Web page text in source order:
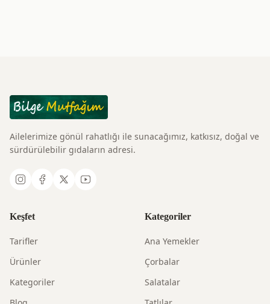
Ailelerimize gönül rahatlığı ile sunacağımız, katkısız, doğal ve
sürdürülebilir gıdaların adresi.
Keşfet
Tarifler
Ürünler
Kategoriler
Kategoriler
Ana Yemekler
Çorbalar
Salatalar